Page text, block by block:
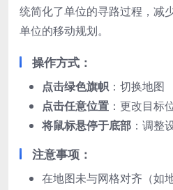
统简化了单位的寻路过程，减
单位的移动规划。
操作方式：
点击绿色旗帜 ：切换地图
点击任意位置 ：更改目标
将鼠标悬停于底部 ：调整
注意事项：
在地图未与网格对齐（如